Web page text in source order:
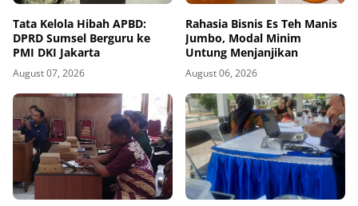
Tata Kelola Hibah APBD:
DPRD Sumsel Berguru ke
PMI DKI Jakarta
August 07, 2026
Rahasia Bisnis Es Teh Manis
Jumbo, Modal Minim
Untung Menjanjikan
August 06, 2026